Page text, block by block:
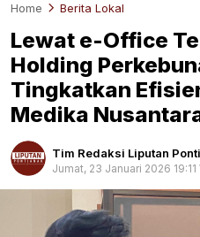
Home Berita Lokal
Lewat e-Office
Holding
Tingkatkan
Medika
Tim Redaksi Liputan
Jumat, 23 Januari 2026 19:11